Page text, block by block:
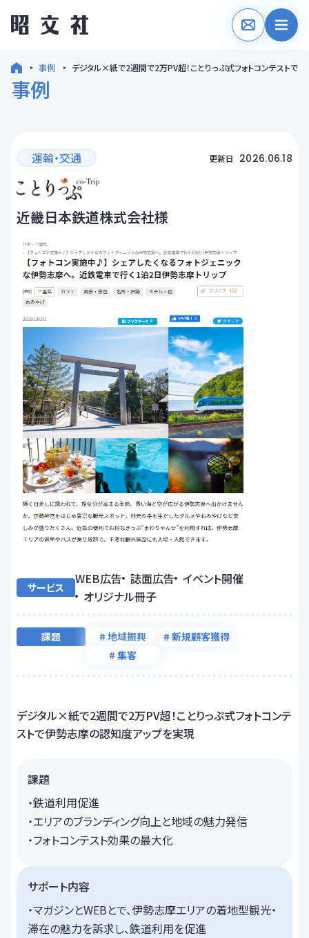
事例
事例 デジタル×紙で2週間で2万PV超！ことりっぷ式フォトコンテストで
更新日 2026.06.18
運輸・交通
近畿日本鉄道株式会社様
サービス
WEB広告 誌面広告 イベント開催
オリジナル冊子
課題 # 地域振興
# 新規顧客獲得
# 集客
デジタル×紙で2週間で2万PV超！ことりっぷ式フォトコンテ
ストで伊勢志摩の認知度アップを実現
課題
・鉄道利用促進
・エリアのブランディング向上と地域の魅力発信
・フォトコンテスト効果の最大化
サポート内容
・マガジンとWEBとで、伊勢志摩エリアの着地型観光・
滞在の魅力を訴求し、鉄道利用を促進